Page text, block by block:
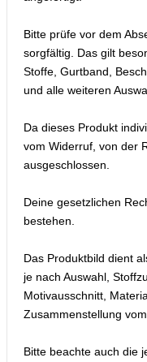
Bitte prüfe vor dem
sorgfältig. Das gilt
Stoffe, Gurtband,
und alle weiteren
Da dieses Produkt
vom Widerruf, von der
ausgeschlossen.
Deine gesetzlichen
bestehen.
Das Produktbild dient
je nach Auswahl,
Motivausschnitt,
Zusammenstellung
Bitte beachte auch die